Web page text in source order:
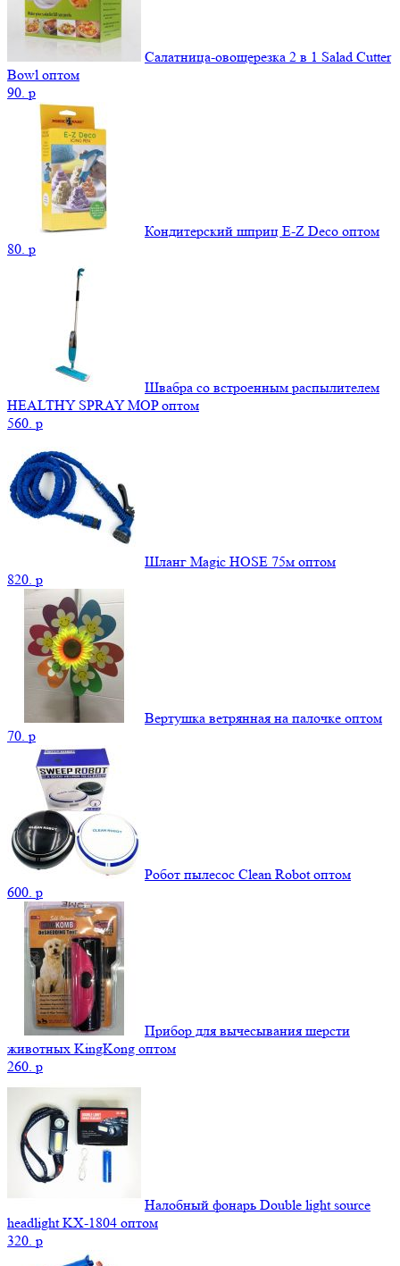
Салатница-овощерезка 2 в 1 Salad Cutter
Bowl оптом
90. p
Кондитерский шприц E-Z Deco оптом
80. p
Швабра со встроенным распылителем
HEALTHY SPRAY MOP оптом
560. p
Шланг Magic HOSE 75м оптом
820. p
Вертушка ветрянная на палочке оптом
70. p
Робот пылесос Clean Robot оптом
600. p
Прибор для вычесывания шерсти
животных KingKong оптом
260. p
Налобный фонарь Double light source
headlight KX-1804 оптом
320. p